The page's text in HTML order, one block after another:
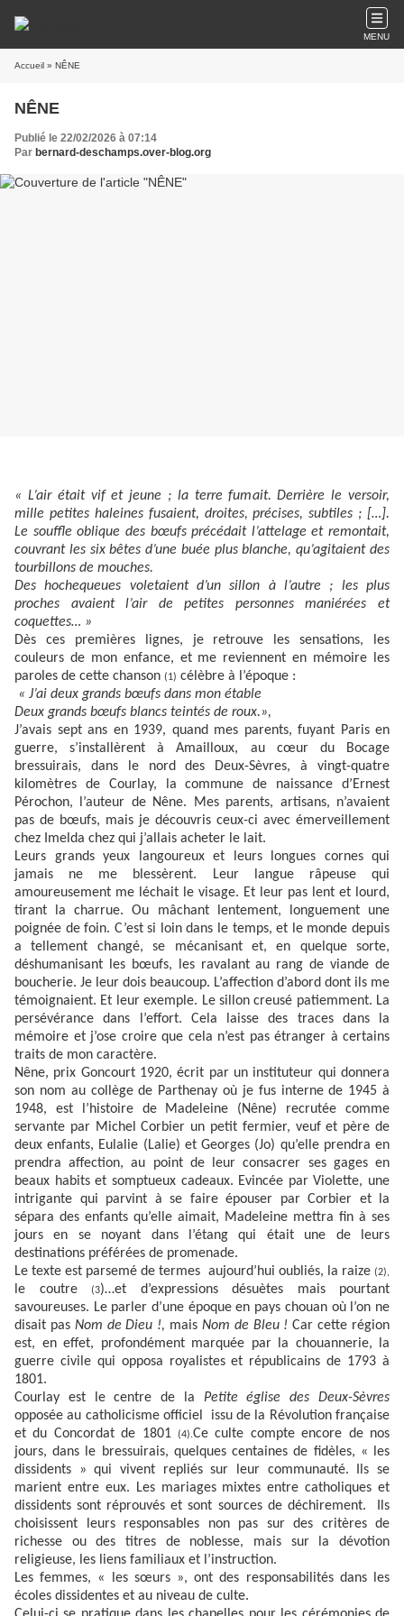
MENU
Accueil » NÊNE
NÊNE
Publié le 22/02/2026 à 07:14
Par bernard-deschamps.over-blog.org
« L’air était vif et jeune ; la terre fumait. Derrière le versoir,
mille petites haleines fusaient, droites, précises, subtiles ; […].
Le souffle oblique des bœufs précédait l’attelage et remontait,
couvrant les six bêtes d’une buée plus blanche, qu’agitaient des
tourbillons de mouches.
Des hochequeues voletaient d’un sillon à l’autre ; les plus
proches avaient l’air de petites personnes maniérées et
coquettes… »
Dès ces premières lignes, je retrouve les sensations, les
couleurs de mon enfance, et me reviennent en mémoire les
paroles de cette chanson (1) célèbre à l’époque :
« J’ai deux grands bœufs dans mon étable
Deux grands bœufs blancs teintés de roux.»,
J’avais sept ans en 1939, quand mes parents, fuyant Paris en
guerre, s’installèrent à Amailloux, au cœur du Bocage
bressuirais, dans le nord des Deux-Sèvres, à vingt-quatre
kilomètres de Courlay, la commune de naissance d’Ernest
Pérochon, l’auteur de Nêne. Mes parents, artisans, n’avaient
pas de bœufs, mais je découvris ceux-ci avec émerveillement
chez Imelda chez qui j’allais acheter le lait.
Leurs grands yeux langoureux et leurs longues cornes qui
jamais ne me blessèrent. Leur langue râpeuse qui
amoureusement me léchait le visage. Et leur pas lent et lourd,
tirant la charrue. Ou mâchant lentement, longuement une
poignée de foin. C’est si loin dans le temps, et le monde depuis
a tellement changé, se mécanisant et, en quelque sorte,
déshumanisant les bœufs, les ravalant au rang de viande de
boucherie. Je leur dois beaucoup. L’affection d’abord dont ils me
témoignaient. Et leur exemple. Le sillon creusé patiemment. La
persévérance dans l’effort. Cela laisse des traces dans la
mémoire et j’ose croire que cela n’est pas étranger à certains
traits de mon caractère.
Nêne, prix Goncourt 1920, écrit par un instituteur qui donnera
son nom au collège de Parthenay où je fus interne de 1945 à
1948, est l’histoire de Madeleine (Nêne) recrutée comme
servante par Michel Corbier un petit fermier, veuf et père de
deux enfants, Eulalie (Lalie) et Georges (Jo) qu’elle prendra en
prendra affection, au point de leur consacrer ses gages en
beaux habits et somptueux cadeaux. Evincée par Violette, une
intrigante qui parvint à se faire épouser par Corbier et la
sépara des enfants qu’elle aimait, Madeleine mettra fin à ses
jours en se noyant dans l’étang qui était une de leurs
destinations préférées de promenade.
Le texte est parsemé de termes aujourd’hui oubliés, la raize (2),
le coutre (3)…et d’expressions désuètes mais pourtant
savoureuses. Le parler d’une époque en pays chouan où l’on ne
disait pas Nom de Dieu !, mais Nom de Bleu !Car cette région
est, en effet, profondément marquée par la chouannerie, la
guerre civile qui opposa royalistes et républicains de 1793 à
1801.
Courlay est le centre de la Petite église des Deux-Sèvres
opposée au catholicisme officiel issu de la Révolution française
et du Concordat de 1801
(4).Ce culte compte encore de nos
jours, dans le bressuirais, quelques centaines de fidèles, « les
dissidents » qui vivent repliés sur leur communauté. Ils se
marient entre eux. Les mariages mixtes entre catholiques et
dissidents sont réprouvés et sont sources de déchirement. Ils
choisissent leurs responsables non pas sur des critères de
richesse ou des titres de noblesse, mais sur la dévotion
religieuse, les liens familiaux et l’instruction.
Les femmes, « les sœurs », ont des responsabilités dans les
écoles dissidentes et au niveau de culte.